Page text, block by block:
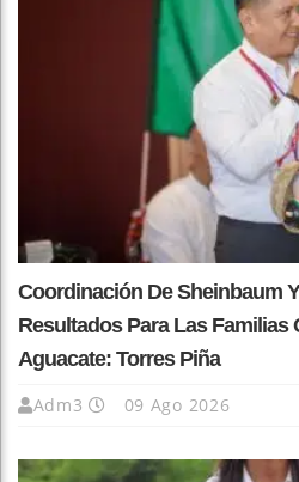
Coordinación De Sheinbaum
Resultados Para Las Familias
Aguacate: Torres Piña
Adm3 09 Ago 2026